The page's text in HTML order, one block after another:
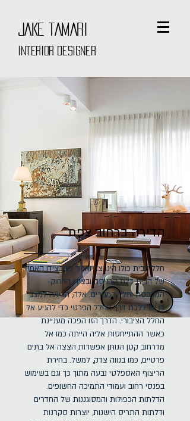
JAKE TAMARI
interior designer
הדירה ברחוב צפת
חלל הבית כולו הינו צר וארוך כשבצידו האחד
של הבית דלת הכניסה ובצידו הרחוק-
המרפסת וחלל המגורים. אלה, הביאה למצב
בו יש ללכת דרך החלל הפרטי כדי להגיע אל
החלל הציבורי. הדרך הזו הפכה מעניינת
כאשר ההתייחסות אליה הייתה כמו אל
מדרחוב קטן הנותן אפשרות הצצה אל בתים
פרטיים, כמו בנווה צדק, למשל. בחירת
הריצוף האספלטי נבעה מתוך כך וגם בשימוש
בפנסי רחוב ועמודי התמיכה החשופים.
הדלתות הכפולות והמסוגננות של החדרים
ודלתות התריס הישנות, יוצרות סקרנות